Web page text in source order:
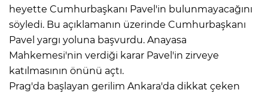
heyette Cumhurbaşkanı Pavel'in bulunmayacağını
söyledi. Bu açıklamanın üzerinde Cumhurbaşkanı
Pavel yargı yoluna başvurdu. Anayasa
Mahkemesi'nin verdiği karar Pavel'in zirveye
katılmasının önünü açtı.
Prag'da başlayan gerilim Ankara'da dikkat çeken